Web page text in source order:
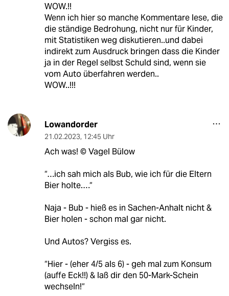
WOW.!!
Wenn ich hier so manche Kommentare lese, die
die ständige Bedrohung, nicht nur für Kinder,
mit Statistiken weg diskutieren..und dabei
indirekt zum Ausdruck bringen dass die Kinder
ja in der Regel selbst Schuld sind, wenn sie
vom Auto überfahren werden..
WOW..!!!
Lowandorder
21.02.2023, 12:45 Uhr
Ach was! ©️ Vagel Bülow
“…ich sah mich als Bub, wie ich für die Eltern
Bier holte.…“
Naja - Bub - hieß es in Sachen-Anhalt nicht &
Bier holen - schon mal gar nicht.
Und Autos? Vergiss es.
“Hier - (eher 4/5 als 6) - geh mal zum Konsum
(auffe Eck!!) & laß dir den 50-Mark-Schein
wechseln!“